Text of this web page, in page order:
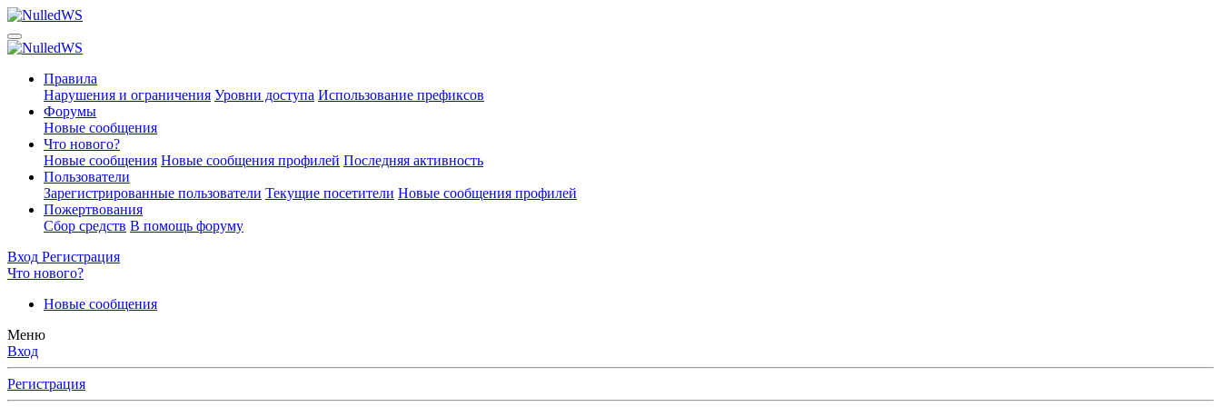
Правила
Нарушения и ограничения Уровни доступа Использование префиксов
Форумы
Новые сообщения
Что нового?
Новые сообщения Новые сообщения профилей Последняя активность
Пользователи
Зарегистрированные пользователи Текущие посетители Новые сообщения профилей
Пожертвования
Сбор средств В помощь форуму
Вход Регистрация
Что нового?
Новые сообщения
Меню
Вход
Регистрация